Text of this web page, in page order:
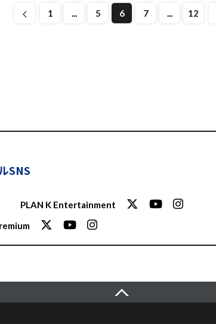
1 ... 5 6 7 ... 12
SNS
PLAN K Entertainment